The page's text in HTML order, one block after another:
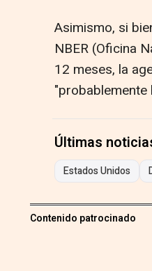
Asimismo, si
NBER (Oficina
12 meses, la
"probablemente
Últimas
Estados Unidos
Contenido patrocinado